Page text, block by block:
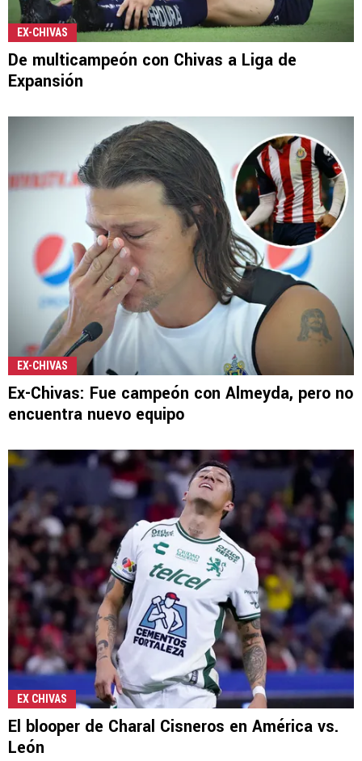
EX-CHIVAS
De multicampeón con Chivas a Liga de
Expansión
EX-CHIVAS
Ex-Chivas: Fue campeón con Almeyda, pero no
encuentra nuevo equipo
EX CHIVAS
El blooper de Charal Cisneros en América vs.
León